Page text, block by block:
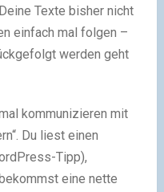
Texte bisher nicht
einfach mal folgen –
werden geht
kommunizieren mit
Du liest einen
Tipp),
eine nette